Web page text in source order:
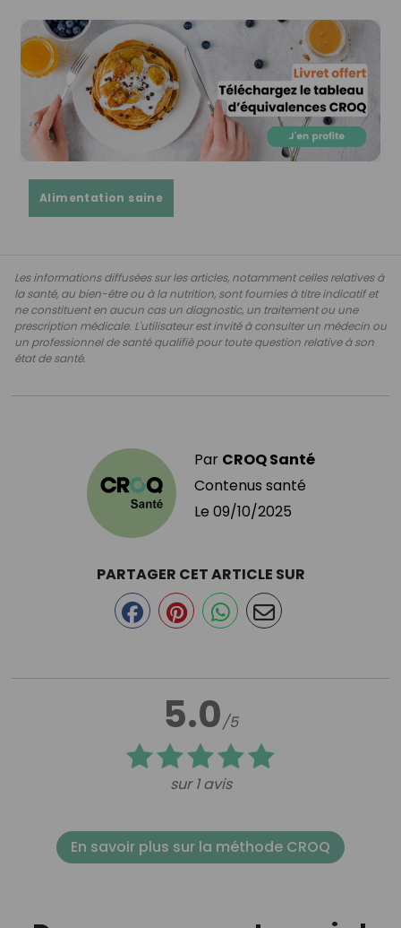
Alimentation saine
Les informations diffusées sur les articles, notamment celles relatives à
la santé, au bien-être ou à la nutrition, sont fournies à titre indicatif et
ne constituent en aucun cas un diagnostic, un traitement ou une
prescription médicale. L'utilisateur est invité à consulter un médecin ou
un professionnel de santé qualifié pour toute question relative à son
état de santé.
Par CROQ Santé
Contenus santé
Le 09/10/2025
5.0/5
sur 1 avis
PARTAGER CET ARTICLE SUR
En savoir plus sur la méthode CROQ